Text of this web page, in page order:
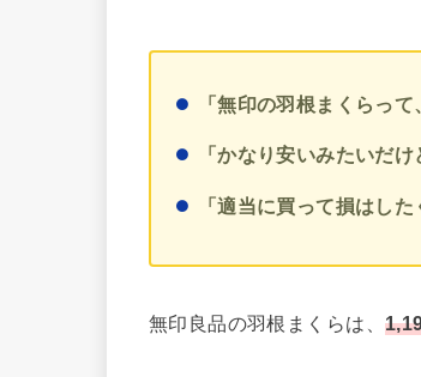
「無印の羽根まくらって
「かなり安いみたいだ
「適当に買って損はした
無印良品の羽根まくらは、